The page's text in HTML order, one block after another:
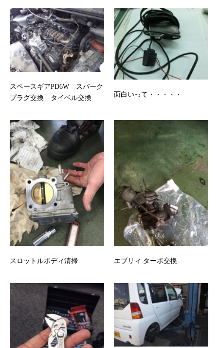
スペースギアPD6W スパーク
プラグ交換 タイベル交換
面白いって・・・・・
スロットルボディ清掃 エブリィ ターボ交換